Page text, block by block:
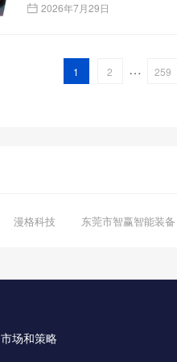
2026年7月29日
1 2 … 259
漫格科技 东莞市智赢智能装备
市场和策略